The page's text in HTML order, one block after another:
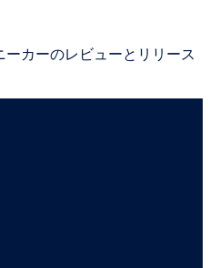
カーのレビューとリリース